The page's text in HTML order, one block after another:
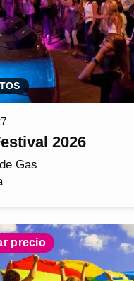
2026
Gas
precio